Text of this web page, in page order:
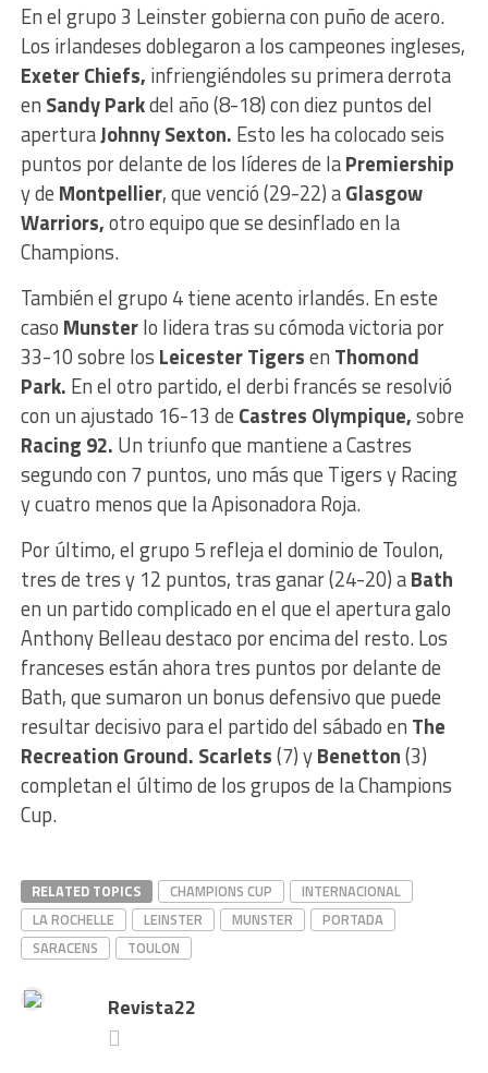
En el grupo 3 Leinster gobierna con puño de acero.
Los irlandeses doblegaron a los campeones ingleses,
Exeter Chiefs, infriengiéndoles su primera derrota
en Sandy Parkdel año (8-18) con diez puntos del
aperturaJohnny Sexton. Esto les ha colocado seis
puntos por delante de los líderes de laPremiership
y de Montpellier, que venció (29-22) aGlasgow
Warriors,otro equipo que se desinflado en la
Champions.
También el grupo 4 tiene acento irlandés. En este
caso Munsterlo lidera tras su cómoda victoria por
33-10 sobre los Leicester Tigersen Thomond
Park. En el otro partido, el derbi francés se resolvió
con un ajustado 16-13 de Castres Olympique,sobre
Racing 92. Un triunfo que mantiene a Castres
segundo con 7 puntos, uno más que Tigers y Racing
y cuatro menos que la Apisonadora Roja.
Por último, el grupo 5 refleja el dominio de Toulon,
tres de tres y 12 puntos, tras ganar (24-20) aBath
en un partido complicado en el que el apertura galo
Anthony Belleau destaco por encima del resto. Los
franceses están ahora tres puntos por delante de
Bath, que sumaron un bonus defensivo que puede
resultar decisivo para el partido del sábado en The
Recreation Ground. Scarlets(7) yBenetton(3)
completan el último de los grupos de la Champions
Cup.
RELATED TOPICS CHAMPIONS CUP
INTERNACIONAL
LA ROCHELLE
LEINSTER MUNSTER
PORTADA
SARACENS
TOULON
Revista22